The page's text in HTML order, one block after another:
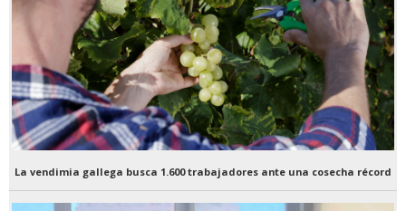
La vendimia gallega busca 1.600 trabajadores ante una cosecha récord